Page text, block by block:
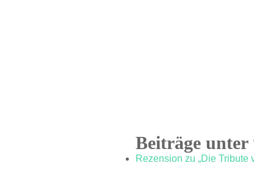
Beiträge unter
Rezension zu „Die